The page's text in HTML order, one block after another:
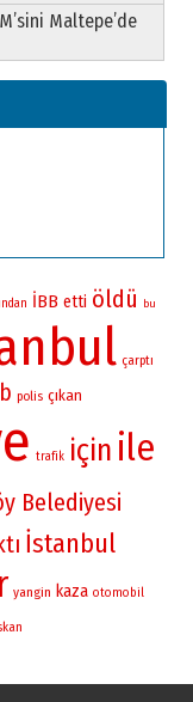
Maltepe’de
İBB etti öldü bu
çarptı
polis çıkan
trafik için ile
Belediyesi
İstanbul
yangin kaza otomobil